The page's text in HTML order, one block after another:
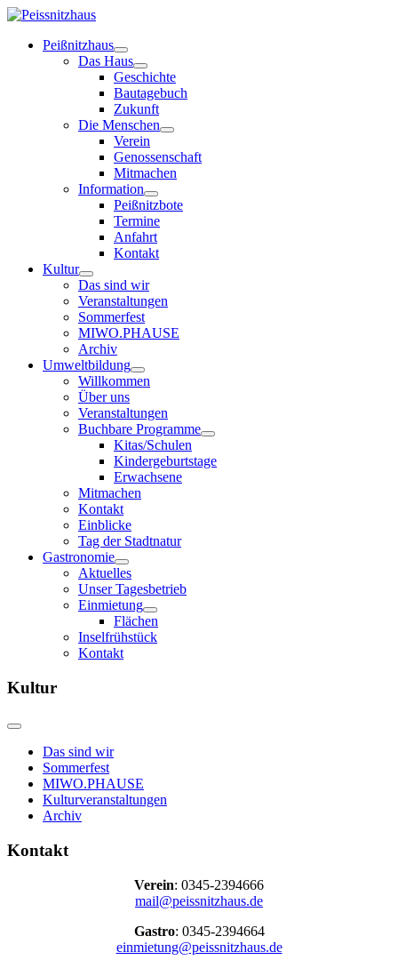
Peißnitzhaus
Das Haus
Geschichte
Bautagebuch
Zukunft
Die Menschen
Verein
Genossenschaft
Mitmachen
Information
Peißnitzbote
Termine
Anfahrt
Kontakt
Kultur
Das sind wir
Veranstaltungen
Sommerfest
MIWO.PHAUSE
Archiv
Umweltbildung
Willkommen
Über uns
Veranstaltungen
Buchbare Programme
Kitas/Schulen
Kindergeburtstage
Erwachsene
Mitmachen
Kontakt
Einblicke
Tag der Stadtnatur
Gastronomie
Aktuelles
Unser Tagesbetrieb
Einmietung
Flächen
Inselfrühstück
Kontakt
Kultur
Das sind wir
Sommerfest
MIWO.PHAUSE
Kulturveranstaltungen
Archiv
Kontakt
Verein: 0345-2394666
mail@peissnitzhaus.de
Gastro: 0345-2394664
einmietung@peissnitzhaus.de